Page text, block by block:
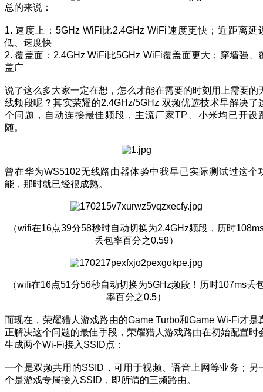
总的来说：
1. 速度上：5GHz WiFi比2.4GHz WiFi速度更快；近距离延
低、速度快
2. 覆盖面：2.4GHz WiFi比5GHz WiFi覆盖面更大；穿墙强、
盖广
说了这么多大家一定在想，怎么才能在需要的时刻用上需要的
线频段呢？其实荣耀的2.4GHz/5GHz 双频优选技术早解决了
个问题，自动连接最佳频段，主流厂家TP、小米均已开设
随。
曾在华为WS5102无线路由器体验中我早已实际测试过这个
能，那时就已经很成熟。
（wifi在16点39分58秒时自动切换为2.4GHz频段，历时
丢包率百分之0.59）
（wifi在16点51分56秒自动切换为5GHz频段！历时107ms丢
率百分之0.5）
而现在，荣耀猎人游戏路由的Game Turbo和Game Wi-Fi才是
正解决这个问题的最佳手段，荣耀猎人游戏路由在初始配置时
生成两个Wi-Fi接入SSID点：
一个是双频共用的SSID，可用于视频、语音上网等业务；另
个是游戏专属接入SSID，即所谓的三频路由。